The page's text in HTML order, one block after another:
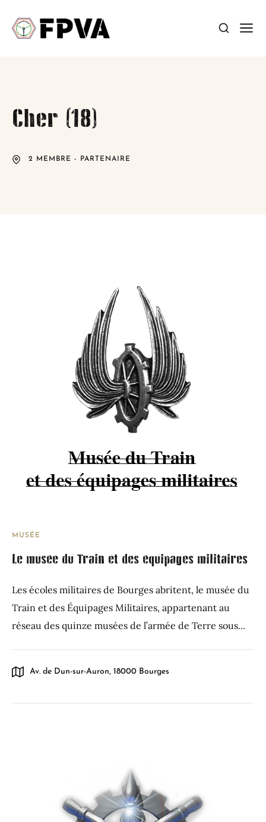
Cher (18)
2 MEMBRE - PARTENAIRE
MUSÉE
Le musée du Train et des équipages militaires
Les écoles militaires de Bourges abritent, le musée du
Train et des Équipages Militaires, appartenant au
réseau des quinze musées de l’armée de Terre sous...
Av. de Dun-sur-Auron, 18000 Bourges